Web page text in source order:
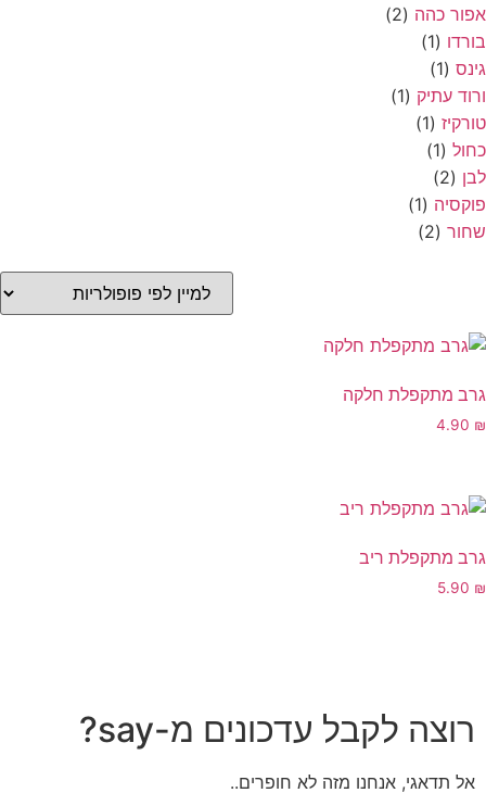
כהה
עתיק
מתקפלת חלקה
4.90
מתקפלת ריב
5.90
רוצה לקבל עדכונים מ-say?
אל תדאגי, אנחנו מזה לא חופרים..